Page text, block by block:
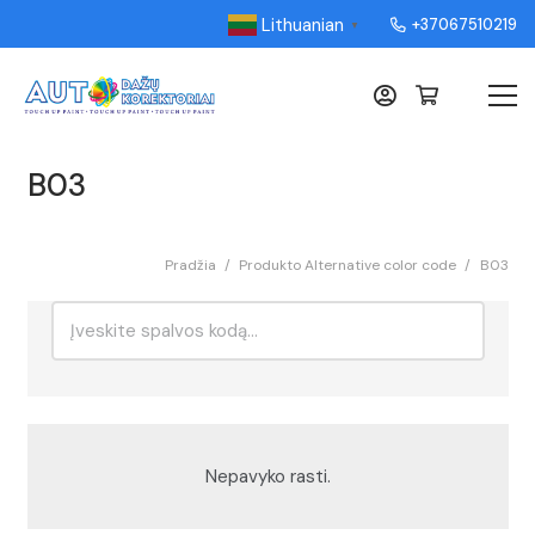
Lithuanian ▼ +37067510219
B03
Pradžia / Produkto Alternative color code / B03
Nepavyko rasti.